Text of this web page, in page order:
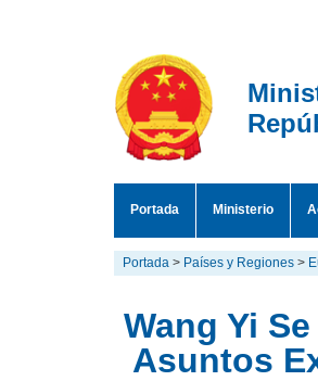
Portada Ministerio
Portada > Países y Regiones >
Wang Yi
Asuntos